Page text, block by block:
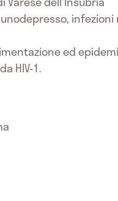
ed
HIV-1.